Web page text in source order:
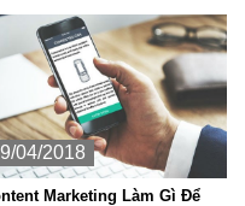
04/2018
Marketing Làm Gì Để